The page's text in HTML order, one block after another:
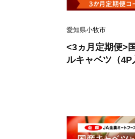
愛知県小牧市
<3ヵ月定期便>
ルキャベツ（4P